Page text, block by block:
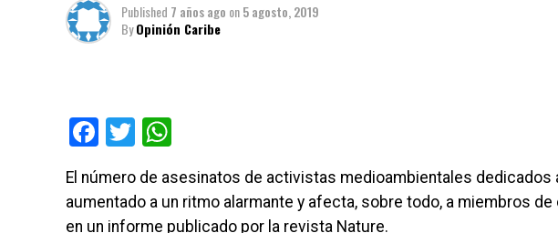
Published 7 años ago on5 agosto, 2019
ByOpinión Caribe
Facebook
Twitter
El número de asesinatos de activistas medioambientales
aumentado a un ritmo alarmante y afecta, sobre todo, a miembros
en un informe publicado por la revista Nature.